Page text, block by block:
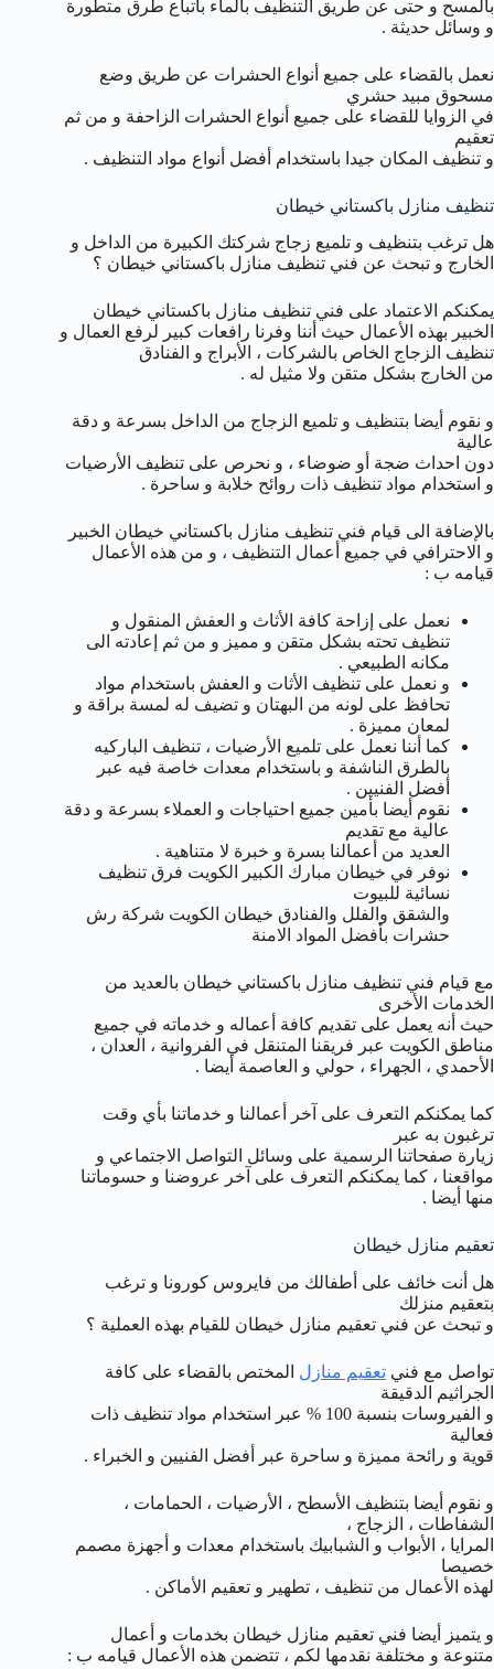
بالمسح و حتى عن طريق التنظيف بالماء باتباع طرق متطورة
و وسائل حديثة .
نعمل بالقضاء على جميع أنواع الحشرات عن طريق وضع
مسحوق مبيد حشري
في الزوايا للقضاء على جميع أنواع الحشرات الزاحفة و من ثم
تعقيم
و تنظيف المكان جيدا باستخدام أفضل أنواع مواد التنظيف .
تنظيف منازل باكستاني خيطان
هل ترغب بتنظيف و تلميع زجاج شركتك الكبيرة من الداخل و
الخارج و تبحث عن فني تنظيف منازل باكستاني خيطان ؟
يمكنكم الاعتماد على فني تنظيف منازل باكستاني خيطان
الخبير بهذه الأعمال حيث أننا وفرنا رافعات كبير لرفع العمال و
تنظيف الزجاج الخاص بالشركات ، الأبراج و الفنادق
من الخارج بشكل متقن ولا مثيل له .
و نقوم أيضا بتنظيف و تلميع الزجاج من الداخل بسرعة و دقة
عالية
دون احداث ضجة أو ضوضاء ، و نحرص على تنظيف الأرضيات
و استخدام مواد تنظيف ذات روائح خلابة و ساحرة .
بالإضافة الى قيام فني تنظيف منازل باكستاني خيطان الخبير
و الاحترافي في جميع أعمال التنظيف ، و من هذه الأعمال
قيامه ب :
نعمل على إزاحة كافة الأثاث و العفش المنقول و
تنظيف تحته بشكل متقن و مميز و من ثم إعادته الى
مكانه الطبيعي .
و نعمل على تنظيف الأثات و العفش باستخدام مواد
تحافظ على لونه من البهتان و تضيف له لمسة براقة و
لمعان مميزة .
كما أننا نعمل على تلميع الأرضيات ، تنظيف الباركيه
بالطرق الناشفة و باستخدام معدات خاصة فيه عبر
أفضل الفنيين .
نقوم أيضا بأمين جميع احتياجات و العملاء بسرعة و دقة
عالية مع تقديم
العديد من أعمالنا بسرة و خبرة لا متناهية .
نوفر في خيطان مبارك الكبير الكويت فرق تنظيف
نسائية للبيوت
والشقق والفلل والفنادق خيطان الكويت شركة رش
حشرات بأفضل المواد الامنة
مع قيام فني تنظيف منازل باكستاني خيطان بالعديد من
الخدمات الأخرى
حيث أنه يعمل على تقديم كافة أعماله و خدماته في جميع
مناطق الكويت عبر فريقنا المتنقل في الفروانية ، العدان ،
الأحمدي ، الجهراء ، حولي و العاصمة أيضا .
كما يمكنكم التعرف على آخر أعمالنا و خدماتنا بأي وقت
ترغبون به عبر
زيارة صفحاتنا الرسمية على وسائل التواصل الاجتماعي و
مواقعنا ، كما يمكنكم التعرف على آخر عروضنا و حسوماتنا
منها أيضا .
تعقيم منازل خيطان
هل أنت خائف على أطفالك من فايروس كورونا و ترغب
بتعقيم منزلك
و تبحث عن فني تعقيم منازل خيطان للقيام بهذه العملية ؟
تواصل مع فني تعقيم منازل المختص بالقضاء على كافة
الجراثيم الدقيقة
و الفيروسات بنسبة 100 % عبر استخدام مواد تنظيف ذات
فعالية
قوية و رائحة مميزة و ساحرة عبر أفضل الفنيين و الخبراء .
و نقوم أيضا بتنظيف الأسطح ، الأرضيات ، الحمامات ،
الشفاطات ، الزجاج ،
المرايا ، الأبواب و الشبابيك باستخدام معدات و أجهزة مصمم
خصيصا
لهذه الأعمال من تنظيف ، تطهير و تعقيم الأماكن .
و يتميز أيضا فني تعقيم منازل خيطان بخدمات و أعمال
متنوعة و مختلفة نقدمها لكم ، تتضمن هذه الأعمال قيامه ب :